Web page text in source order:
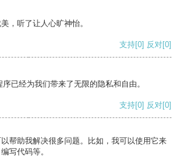
，听了让人心旷神怡。
支持[0] 反对[0]
已经为我们带来了无限的隐私和自由。
支持[0] 反对[0]
帮助我解决很多问题。比如，我可以使用它来
写代码等。